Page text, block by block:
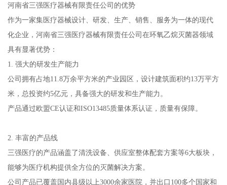
河南省三强医疗器械有限责任公司的优势
作为一家集医疗器械设计、研发、生产、销售、服务为一体的现代
化企业，河南省三强医疗器械有限责任公司在环氧乙烷灭菌器领域
具有显著优势：
1. 强大的研发生产能力
公司拥有占地11.8万余平方米的产业园区，设计建筑面积约13万平方
米，总投资约5亿元，具备强大的研发和生产能力。
产品通过欧盟CE认证和ISO13485质量体系认证，质量有保障。
2. 丰富的产品线
三强医疗的产品涵盖了清洗设备、供应室整体配套方案等6大板块，
能够为医疗机构提供全方位的灭菌解决方案。
公司产品已覆盖国内县级以上3000余家医院，并出口100多个国家和